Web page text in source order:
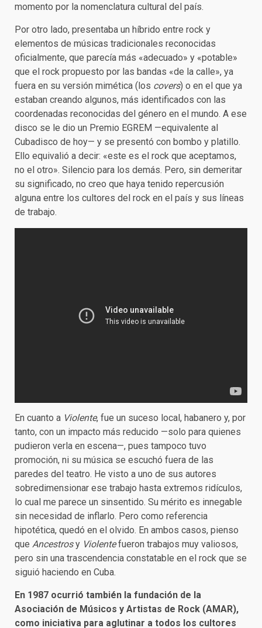
momento por la nomenclatura cultural del país.
Por otro lado, presentaba un híbrido entre rock y
elementos de músicas tradicionales reconocidas
oficialmente, que parecía más «adecuado» y «potable»
que el rock propuesto por las bandas «de la calle», ya
fuera en su versión mimética (los covers) o en el que ya
estaban creando algunos, más identificados con las
coordenadas reconocidas del género en el mundo. A ese
disco se le dio un Premio EGREM —equivalente al
Cubadisco de hoy— y se presentó con bombo y platillo.
Ello equivalió a decir: «este es el rock que aceptamos,
no el otro». Silencio para los demás. Pero, sin demeritar
su significado, no creo que haya tenido repercusión
alguna entre los cultores del rock en el país y sus líneas
de trabajo.
En cuanto a Violente, fue un suceso local, habanero y, por
tanto, con un impacto más reducido —solo para quienes
pudieron verla en escena—, pues tampoco tuvo
promoción, ni su música se escuchó fuera de las
paredes del teatro. He visto a uno de sus autores
sobredimensionar ese trabajo hasta extremos ridículos,
lo cual me parece un sinsentido. Su mérito es innegable
sin necesidad de inflarlo. Pero como referencia
hipotética, quedó en el olvido. En ambos casos, pienso
que Ancestrosy Violentefueron trabajos muy valiosos,
pero sin una trascendencia constatable en el rock que se
siguió haciendo en Cuba.
En 1987 ocurrió también la fundación de la
Asociación de Músicos y Artistas de Rock (AMAR),
como iniciativa para aglutinar a todos los cultores